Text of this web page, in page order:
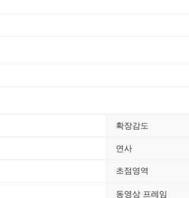
확장감도
연사
초점영역
동영상 프레임